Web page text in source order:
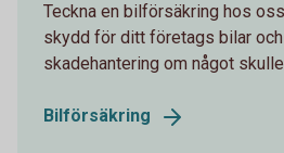
Teckna en bilförsäkring hos
skydd för ditt företags bilar
skadehantering om något skulle
Bilförsäkring